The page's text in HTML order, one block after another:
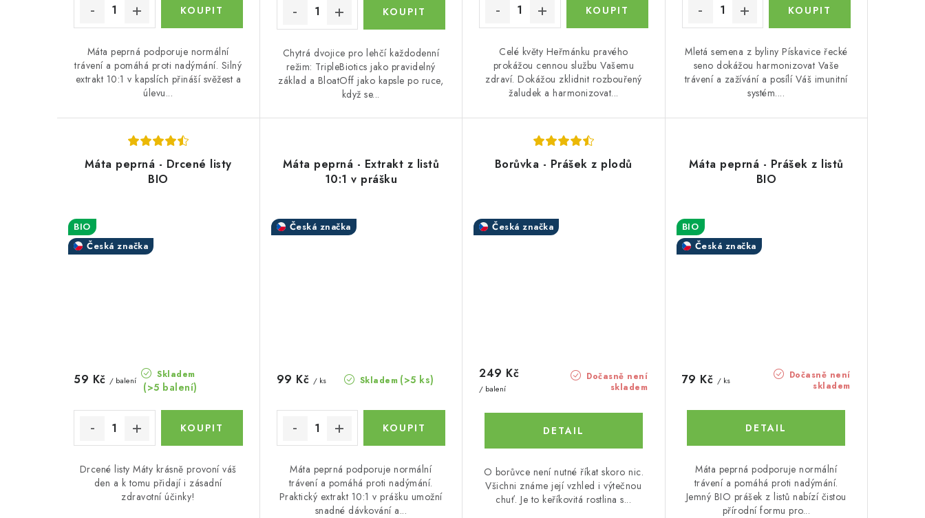
Máta peprná podporuje normální
trávení a pomáhá proti nadýmání. Silný
extrakt 10:1 v kapslích přináší svěžest a
úlevu...
Chytrá dvojice pro lehčí každodenní
režim: TripleBiotics jako pravidelný
základ a BloatOff jako kapsle po ruce,
když se...
Celé květy Heřmánku pravého
prokážou cennou službu Vašemu
zdraví. Dokážou zklidnit rozbouřený
žaludek a harmonizovat...
Mletá semena z byliny Pískavice řecké
seno dokážou harmonizovat Vaše
trávení a zažívání a posílí Váš imunitní
systém....
Máta peprná - Drcené listy
BIO
BIO
Česká značka
Skladem
(>5 balení)
59 Kč / balení
Drcené listy Máty krásně provoní váš
den a k tomu přidají i zásadní
zdravotní účinky!
Máta peprná - Extrakt z listů
10:1 v prášku
Česká značka
Skladem (>5 ks)
99 Kč / ks
Máta peprná podporuje normální
trávení a pomáhá proti nadýmání.
Praktický extrakt 10:1 v prášku umožní
snadné dávkování a...
Borůvka - Prášek z plodů
Česká značka
Dočasně není
skladem
249 Kč
/ balení
O borůvce není nutné říkat skoro nic.
Všichni známe její vzhled i výtečnou
chuť. Je to keříkovitá rostlina s...
Máta peprná - Prášek z listů
BIO
BIO
Česká značka
Dočasně není
skladem
79 Kč / ks
Máta peprná podporuje normální
trávení a pomáhá proti nadýmání.
Jemný BIO prášek z listů nabízí čistou
přírodní formu pro...